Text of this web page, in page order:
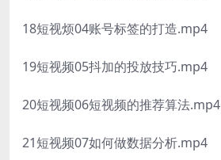
18短视烦04账号标签的打造.mp4
19短视频05抖加的投放技巧.mp4
20短视频06短视频的推荐算法.mp4
21短视频07如何做数据分析.mp4